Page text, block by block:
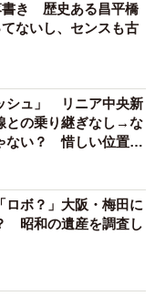
書き 歴史ある昌平橋
ないし、センスも古
シュ」 リニア中央新
の乗り継ぎなし→な
ない？ 惜しい位置関
ロボ？」大阪・梅田に
昭和の遺産を調査し